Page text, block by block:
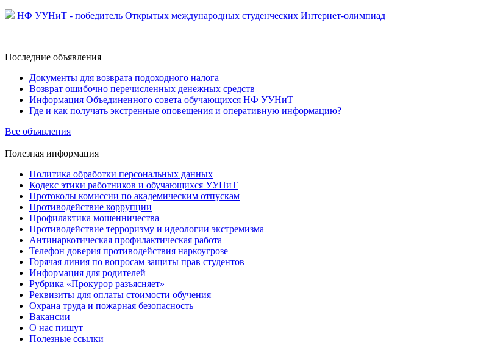
НФ УУНиТ - победитель Открытых международных студенческих Интернет-олимпиад
Последние объявления
Документы для возврата подоходного налога
Возврат ошибочно перечисленных денежных средств
Информация Объединенного совета обучающихся НФ УУНиТ
Где и как получать экстренные оповещения и оперативную информацию?
Все объявления
Полезная информация
Политика обработки персональных данных
Кодекс этики работников и обучающихся УУНиТ
Протоколы комиссии по академическим отпускам
Противодействие коррупции
Профилактика мошенничества
Противодействие терроризму и идеологии экстремизма
Антинаркотическая профилактическая работа
Телефон доверия противодействия наркоугрозе
Горячая линия по вопросам защиты прав студентов
Информация для родителей
Рубрика «Прокурор разъясняет»
Реквизиты для оплаты стоимости обучения
Охрана труда и пожарная безопасность
Вакансии
О нас пишут
Полезные ссылки